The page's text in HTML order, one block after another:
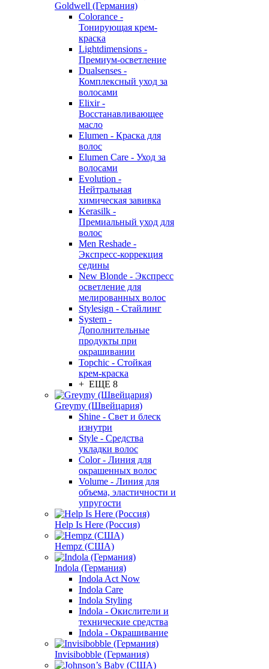
Goldwell (Германия)
Colorance -
Тонирующая крем-
краска
Lightdimensions -
Премиум-осветление
Dualsenses -
Комплексный уход за
волосами
Elixir -
Восстанавливающее
масло
Elumen - Краска для
волос
Elumen Care - Уход за
волосами
Evolution -
Нейтральная
химическая завивка
Kerasilk -
Премиальный уход для
волос
Men Reshade -
Экспресс-коррекция
седины
New Blonde - Экспресс
осветление для
мелированных волос
Stylesign - Стайлинг
System -
Дополнительные
продукты при
окрашивании
Topchic - Стойкая
крем-краска
+ ЕЩЕ 8
Greymy (Швейцария)
Shine - Свет и блеск
изнутри
Style - Средства
укладки волос
Color - Линия для
окрашенных волос
Volume - Линия для
объема, эластичности и
упругости
Help Is Here (Россия)
Hempz (США)
Indola (Германия)
Indola Act Now
Indola Care
Indola Styling
Indola - Окислители и
технические средства
Indola - Окрашивание
Invisibobble (Германия)